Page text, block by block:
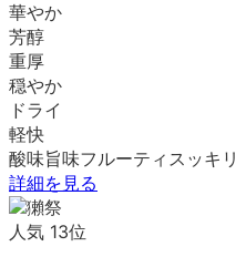
華やか
芳醇
重厚
穏やか
ドライ
軽快
酸味旨味フルーティ スッキリ
詳細を見る
人気 13位